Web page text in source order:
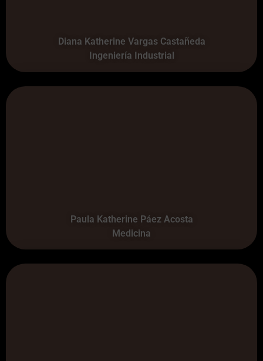
Diana Katherine Vargas Castañeda
Ingeniería Industrial
Paula Katherine Páez Acosta
Medicina